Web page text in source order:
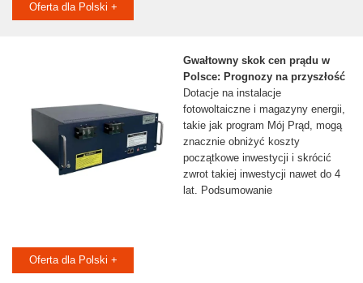
Oferta dla Polski +
Gwałtowny skok cen prądu w
Polsce: Prognozy na przyszłość
Dotacje na instalacje
fotowoltaiczne i magazyny energii,
takie jak program Mój Prąd, mogą
znacznie obniżyć koszty
początkowe inwestycji i skrócić
zwrot takiej inwestycji nawet do 4
lat. Podsumowanie
Oferta dla Polski +